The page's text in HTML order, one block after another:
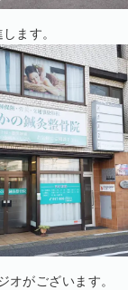
ます。
オがございます。